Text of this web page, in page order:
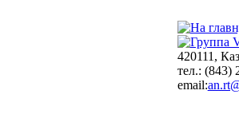
420111,
тел.: (843)
email: